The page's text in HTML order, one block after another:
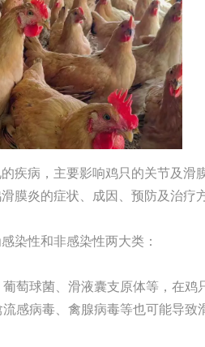
疾病，主要影响鸡只的关节及
膜炎的症状、成因、预防及治疗
染性和非感染性两大类：
萄球菌、滑液囊支原体等，在鸡
感病毒、禽腺病毒等也可能导致